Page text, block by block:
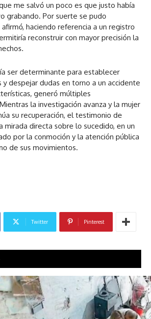
me salvó un poco es que justo había
grabando. Por suerte se pudo
afirmó, haciendo referencia a un registro
reconstruir con mayor precisión la
ser determinante para establecer
y despejar dudas en torno a un accidente
generó múltiples
la investigación avanza y la mujer
su recuperación, el testimonio de
mirada directa sobre lo sucedido, en un
por la conmoción y la atención pública
de sus movimientos.
Twitter Pinterest